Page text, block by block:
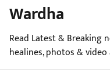
Wardha
Read Latest & Breaking
healines, photos &